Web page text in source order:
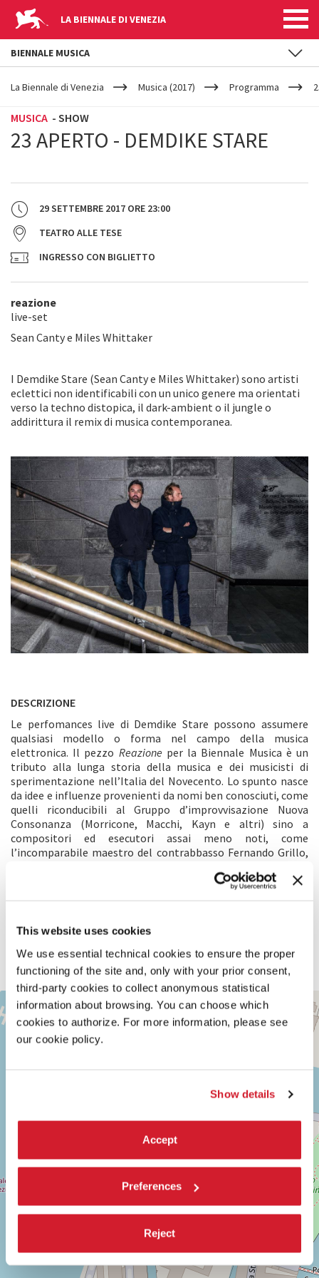
This website uses cookies
We use essential technical cookies to ensure the proper
functioning of the site and, only with your prior consent,
third-party cookies to collect anonymous statistical
information about browsing. You can choose which
cookies to authorize. For more information, please see
our cookie policy.
Show details
Accept
Preferences
Reject
LA BIENNALE DI VENEZIA
YOUR
ARE
La Biennale di Venezia Musica (2017) Programma
MUSICA - SHOW
23 APERTO - DEMDIKE STARE
29 SETTEMBRE 2017 ORE 23:00
TEATRO ALLE TESE
INGRESSO CON BIGLIETTO
reazione
live-set
Sean Canty e Miles Whittaker
I Demdike Stare (Sean Canty e Miles Whittaker) sono artisti
eclettici non identificabili con un unico genere ma orientati
verso la techno distopica, il dark-ambient o il jungle o
addirittura il remix di musica contemporanea.
DESCRIZIONE
Le perfomances live di Demdike Stare possono assumere
qualsiasi modello o forma nel campo della musica
elettronica. Il pezzo Reazione per la Biennale Musica è un
tributo alla lunga storia della musica e dei musicisti di
sperimentazione nell’Italia del Novecento. Lo spunto nasce
da idee e influenze provenienti da nomi ben conosciuti, come
quelli riconducibili al Gruppo d’improvvisazione Nuova
Consonanza (Morricone, Macchi, Kayn e altri) sino a
compositori ed esecutori assai meno noti, come
l’incomparabile maestro del contrabbasso Fernando Grillo,
materiale originale e ricorrendo alle proprie risorse e
integrazioni tecniche, i Demdike Stare intendono rendere
performance è una reazione all’esperienza ricca ed eccitante
che li ha ispirati per molti anni, ma si colloca al di fuori
dell’ambito più popular prodotto da tanti compositori e
musicisti.
TEATRO
ALLE
TESE
SESTIERE
30122
0415218711
info@labiennale.org
SCOPRI LA SEDE
BIENNALE MUSICA